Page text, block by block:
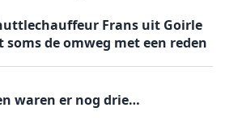
Frans uit Goirle
soms de omweg met een reden
waren er nog drie…